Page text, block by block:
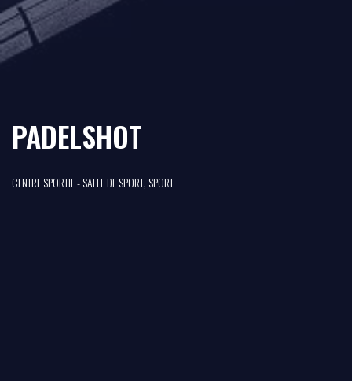
PADELSHOT
CENTRE SPORTIF - SALLE DE SPORT, SPORT